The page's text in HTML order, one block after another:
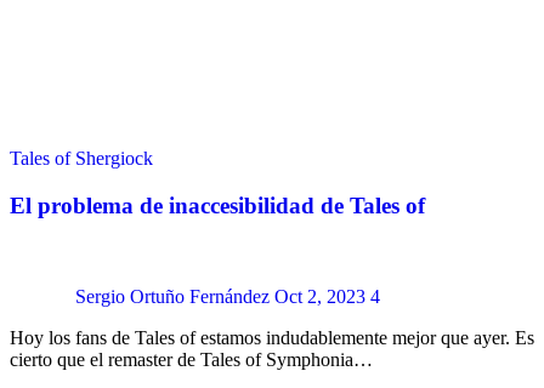
Tales of Shergiock
El problema de inaccesibilidad de Tales of
Sergio Ortuño Fernández Oct 2, 2023 4
Hoy los fans de Tales of estamos indudablemente mejor que ayer. Es
cierto que el remaster de Tales of Symphonia…